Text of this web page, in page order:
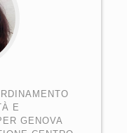
E
GENOVA